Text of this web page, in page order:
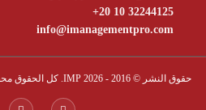
+20 10 32244125
info@imanagementpro.com